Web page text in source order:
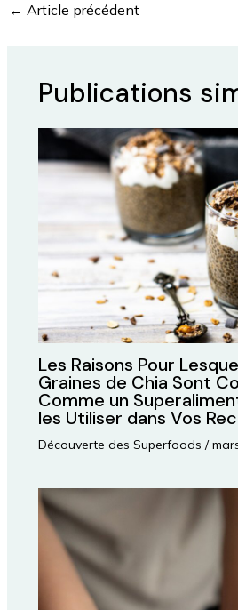
← Article précédent
Publications
Les Raisons Pour
Graines de Chia Sont
Comme un
les Utiliser dans Vos
Découverte des Superfoods /